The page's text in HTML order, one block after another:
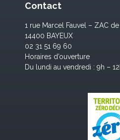
Contact
1 rue Marcel Fauvel – ZAC
14400 BAYEUX
02 31 51 69 60
Horaires d’ouverture
Du lundi au vendredi : 9h –